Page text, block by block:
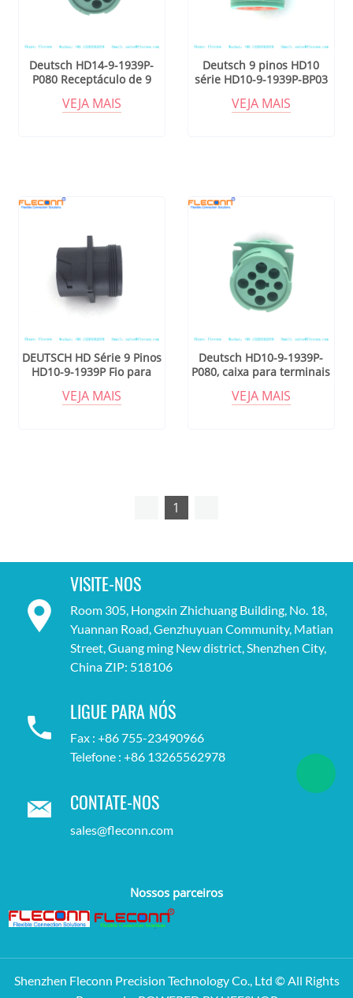
Deutsch HD14-9-1939P-
P080 Receptáculo de 9
rosca traseira
VEJA MAIS
Deutsch 9 pinos HD10
série HD10-9-1939P-BP03
VEJA MAIS
DEUTSCH HD Série 9 Pinos
HD10-9-1939P Fio para
VEJA MAIS
Deutsch HD10-9-1939P-
P080, caixa para terminais
selável, verde
VEJA MAIS
1
VISITE-NOS
Room 305, Hongxin Zhichuang Building, No. 18,
Yuannan Road, Genzhuyuan Community, Matian
Street, Guang ming New district, Shenzhen City,
China ZIP: 518106
LIGUE PARA NÓS
Fax : +86 755-23490966
Telefone : +86 13265562978
CONTATE-NOS
sales@fleconn.com
Nossos parceiros
Shenzhen Fleconn Precision Technology Co., Ltd © All Rights